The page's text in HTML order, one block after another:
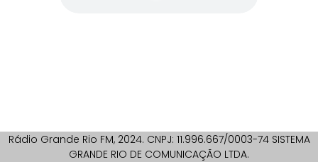
Rádio Grande Rio FM, 2024. CNPJ: 11.996.667/0003-74 SISTEMA
GRANDE RIO DE COMUNICAÇÃO LTDA.